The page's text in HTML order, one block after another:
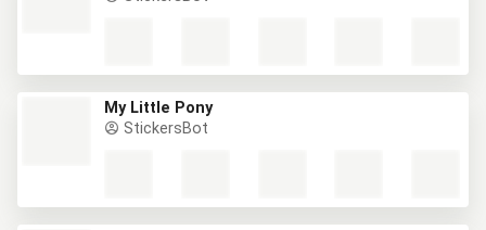
My Little Pony
StickersBot